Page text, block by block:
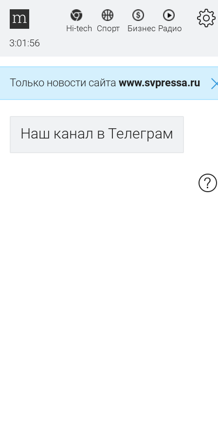
3:01:57
Hi-tech Спорт Бизнес Радио
Только новости сайта www.svpressa.ru
Наш канал в Телеграм